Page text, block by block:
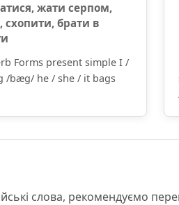
жати серпом,
схопити, брати в
Forms present simple I /
/bæɡ/ he / she / it bags
слова, рекомендуємо